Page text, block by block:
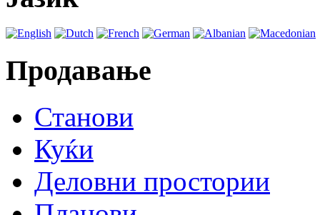
Продавање
Станови
Куќи
Деловни простории